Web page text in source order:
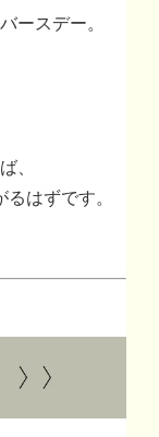
ースデー。
、
はずです。